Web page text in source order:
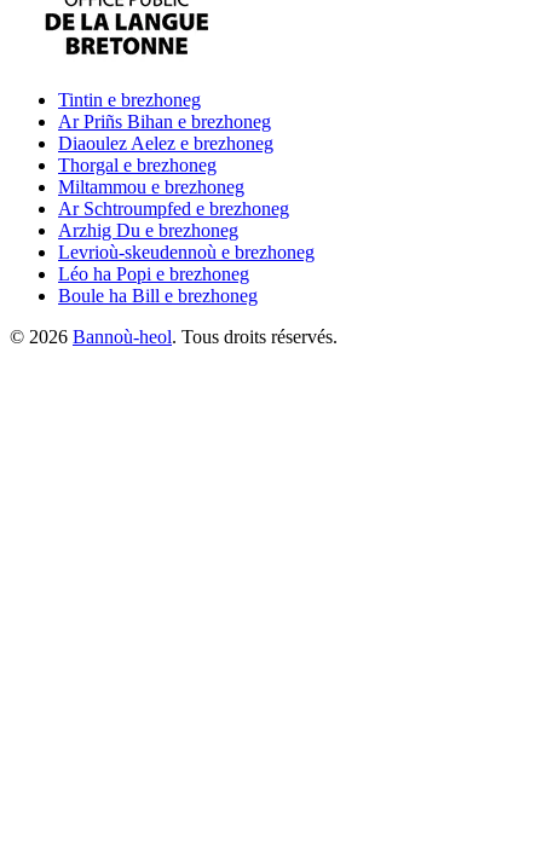
Tintin e brezhoneg
Ar Priñs Bihan e brezhoneg
Diaoulez Aelez e brezhoneg
Thorgal e brezhoneg
Miltammou e brezhoneg
Ar Schtroumpfed e brezhoneg
Arzhig Du e brezhoneg
Levrioù-skeudennoù e brezhoneg
Léo ha Popi e brezhoneg
Boule ha Bill e brezhoneg
© 2026 Bannoù-heol. Tous droits réservés.